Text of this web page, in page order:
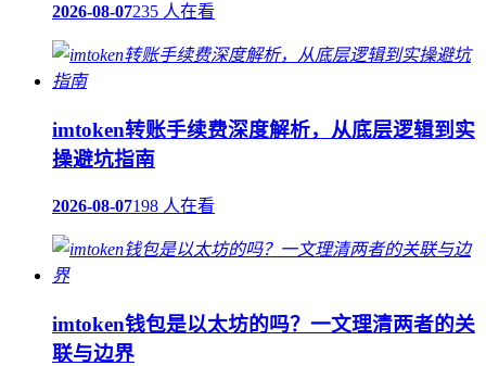
2026-08-07235 人在看
imtoken转账手续费深度解析，从底层逻辑到实
操避坑指南
2026-08-07198 人在看
imtoken钱包是以太坊的吗？一文理清两者的关
联与边界